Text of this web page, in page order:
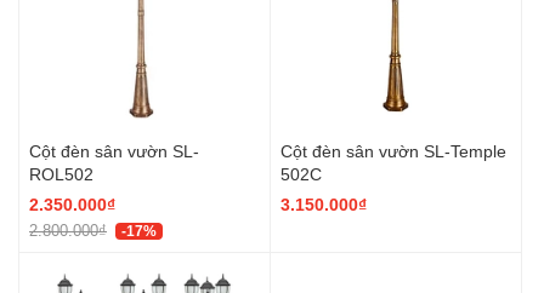
Cột đèn sân vườn SL-
ROL502
2.350.000₫
2.800.000₫ -17%
Cột đèn sân vườn SL-Temple
502C
3.150.000₫